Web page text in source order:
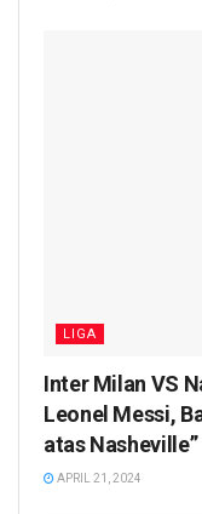
LIGA
Inter Milan VS
Leonel Messi,
atas Nasheville”
APRIL 21, 2024